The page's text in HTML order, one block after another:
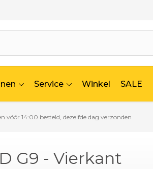
Facebook
via Instagram
ons via Linkedin
Service Winkel SALE
vóór 14:00 besteld, dezelfde dag verzonden
G9 - Vierkant